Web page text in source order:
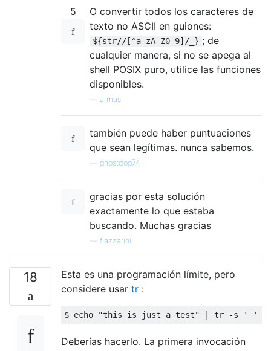
5
O convertir todos los caracteres de
texto no ASCII en guiones:
${str//[^a-zA-Z0-9]/_} ; de
cualquier manera, si no se apega al
shell POSIX puro, utilice las funciones
disponibles.
armas
también puede haber puntuaciones
que sean legítimas. nunca sabemos.
ghostdog74
gracias por esta solución
exactamente lo que estaba
buscando. Muchas gracias
flazzarini
18
Esta es una programación límite, pero
considere usar tr :
$ echo "this is just a test" | tr -s ' '
Deberías hacerlo. La primera invocación